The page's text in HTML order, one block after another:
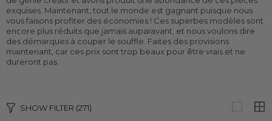
exquises. Maintenant, tout le monde est gagnant puisque nous
vous faisons profiter des économies ! Ces superbes modèles sont
encore plus réduits que jamais auparavant, et nous voulons dire
des démarques à couper le souffle. Faites des provisions
maintenant, car ces prix sont trop beaux pour être vrais et ne
dureront pas.
SHOW FILTER (271)